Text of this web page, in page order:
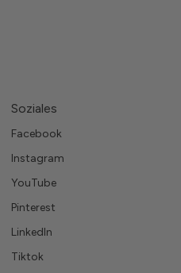
Soziales
Facebook
Instagram
YouTube
Pinterest
LinkedIn
Tiktok